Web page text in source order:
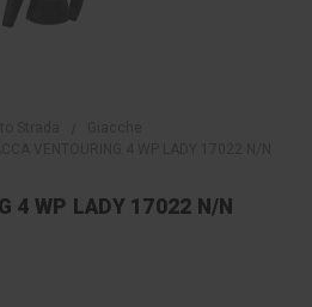
4 WP LADY 17022 N/N